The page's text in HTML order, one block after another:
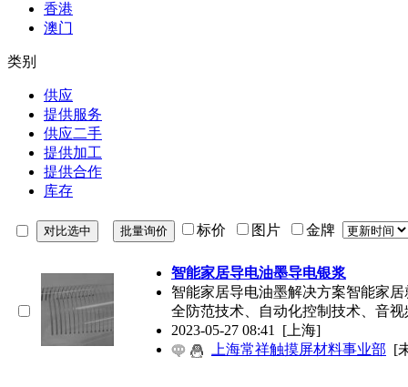
香港
澳门
类别
供应
提供服务
供应二手
提供加工
提供合作
库存
标价 图片 金牌
智能家居导电油墨导电银浆
智能家居导电油墨解决方案智能家
全防范技术、自动化控制技术、音视
2023-05-27 08:41 [上海]
上海常祥触摸屏材料事业部 [